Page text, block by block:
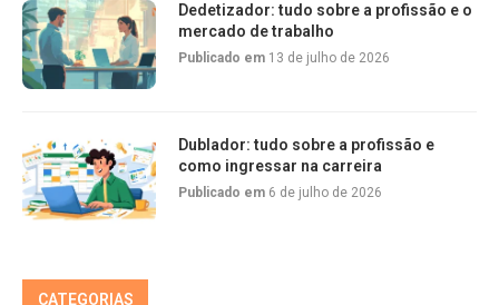
Dedetizador: tudo sobre a profissão e o
mercado de trabalho
Publicado em 13 de julho de 2026
Dublador: tudo sobre a profissão e
como ingressar na carreira
Publicado em 6 de julho de 2026
CATEGORIAS